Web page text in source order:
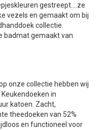
gestreept....ze
vezels en gemaakt om bij
collectie.
badmatgemaakt van
onze collectie hebben wij
Keukendoeken in
katoen. Zacht,
theedoeken van 52%
en functioneel voor